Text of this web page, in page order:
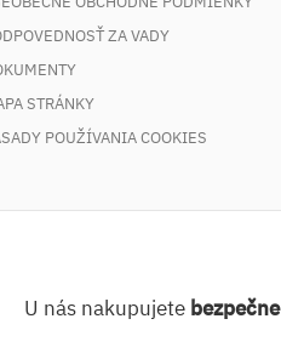
ZA VADY
STRÁNKY
POUŽÍVANIA COOKIES
U nás nakupujete bezpečne